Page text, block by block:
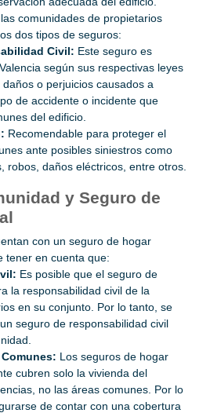
comunidades de propietarios
dos tipos de seguros:
Civil: Este seguro es
según sus respectivas leyes
o perjuicios causados a
de accidente o incidente que
del edificio.
Recomendable para proteger el
ante posibles siniestros como
robos, daños eléctricos, entre otros.
y Seguro de
con un seguro de hogar
tener en cuenta que:
Es posible que el seguro de
la responsabilidad civil de la
en su conjunto. Por lo tanto, se
seguro de responsabilidad civil
Los seguros de hogar
cubren solo la vivienda del
no las áreas comunes. Por lo
de contar con una cobertura